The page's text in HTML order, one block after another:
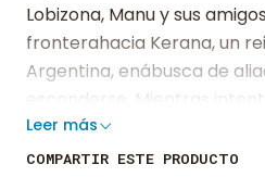
Lobizona, Manu y sus
fronterahacia Kerana, un
Argentina, enábusca de
esconderse. Mientras
paradero del Aquelarre
resistenciaáque quizás ni
Leer más
COMPARTIR ESTE PRODUCTO